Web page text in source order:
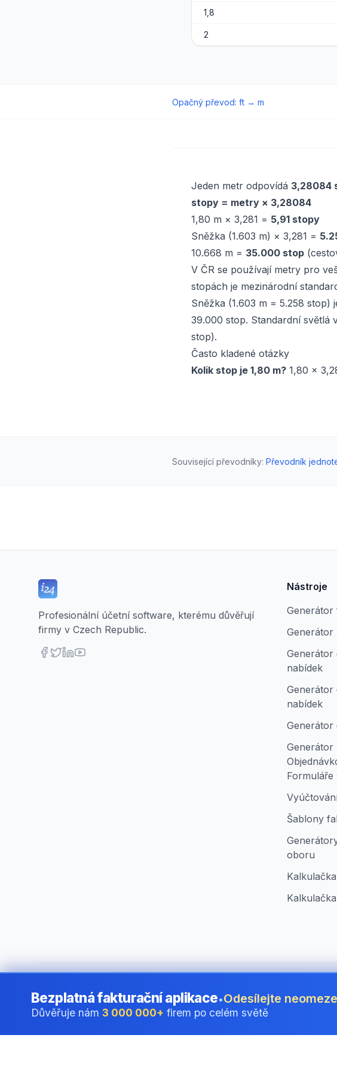
1,8
2
Opačný převod: ft → m
Jeden metr odpovídá 3,28084
stopy = metry × 3,28084
1,80 m × 3,281 = 5,91 stopy
Sněžka (1.603 m) × 3,281 =
10.668 m = 35.000 stop
V ČR se používají metry pro
stopách je mezinárodní
Sněžka (1.603 m = 5.258 stop)
39.000 stop. Standardní světlá
stop).
Často kladené otázky
Kolik stop je 1,80 m? 1,80 ×
Související převodníky: Převodník
Profesionální účetní software, kterému důvěřují
firmy v Czech Republic.
Nástroje
Generátor
Generátor
Generátor
nabídek
Generátor
nabídek
Generátor
Generátor
Formuláře
Šablony
oboru
©2026i24 Limited. All rights reserved.•Pro firmy v Czech Republic
Bezplatná fakturační aplikace•Odesílejte
Důvěřuje nám 3 000 000+ firem po celém světě